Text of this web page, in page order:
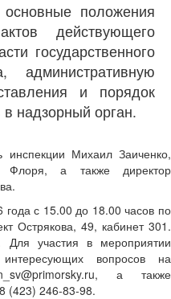
положения
действующего
государственного
административную
и порядок
надзорный орган.
инспекции Михаил Заиченко,
Флоря, а также директор
с 15.00 до 18.00 часов по
Острякова, 49, кабинет 301.
Для участия в мероприятии
вопросов на
а также
(423) 246-83-98.